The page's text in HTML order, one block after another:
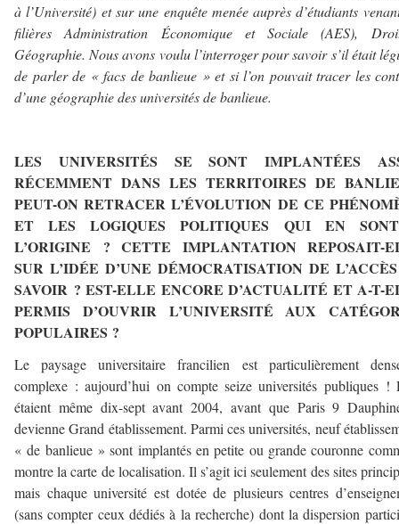
à l’Université) et sur une enquête menée auprès d’étudiants
filières Administration Économique et Sociale (AES),
Géographie. Nous avons voulu l’interroger pour savoir s’il était
de parler de « facs de banlieue » et si l’on pouvait tracer les
d’une géographie des universités de banlieue.
LES UNIVERSITÉS SE SONT IMPLANTÉES
RÉCEMMENT DANS LES TERRITOIRES DE
PEUT-ON RETRACER L’ÉVOLUTION DE CE
ET LES LOGIQUES POLITIQUES QUI EN
L’ORIGINE ? CETTE IMPLANTATION REPOSAIT-
SUR L’IDÉE D’UNE DÉMOCRATISATION DE
SAVOIR ? EST-ELLE ENCORE D’ACTUALITÉ ET A-T-
PERMIS D’OUVRIR L’UNIVERSITÉ AUX
POPULAIRES ?
Le paysage universitaire francilien est particulièrement
complexe : aujourd’hui on compte seize universités publiques !
étaient même dix-sept avant 2004, avant que Paris 9
devienne Grand établissement. Parmi ces universités, neuf
« de banlieue » sont implantés en petite ou grande couronne
montre la carte de localisation. Il s’agit ici seulement des sites
mais chaque université est dotée de plusieurs centres
(sans compter ceux dédiés à la recherche) dont la dispersion